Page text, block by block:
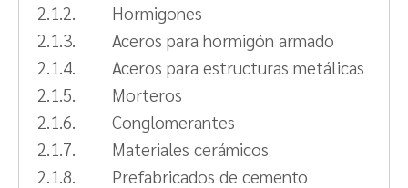
2.1.2. Hormigones
2.1.3. Aceros para hormigón armado
2.1.4. Aceros para estructuras metálicas
2.1.5. Morteros
2.1.6. Conglomerantes
2.1.7. Materiales cerámicos
2.1.8. Prefabricados de cemento